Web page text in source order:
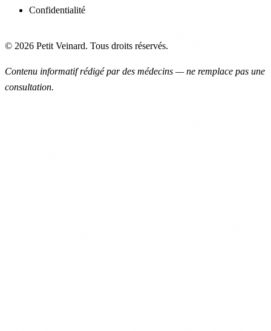
Confidentialité
© 2026 Petit Veinard. Tous droits réservés.
Contenu informatif rédigé par des médecins — ne remplace pas une
consultation.